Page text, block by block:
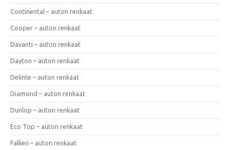
Continental – auton renkaat
Cooper – auton renkaat
Davanti – auton renkaat
Dayton – auton renkaat
Delinte – auton renkaat
Diamond – auton renkaat
Dunlop – auton renkaat
Eco Top – auton renkaat
Falken – auton renkaat